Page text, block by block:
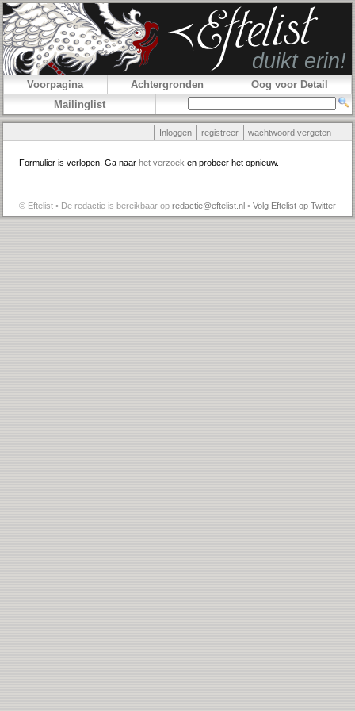
Voorpagina Achtergronden
Oog voor Detail
Mailinglist
Inloggen registreer wachtwoord vergeten
Formulier is verlopen. Ga naar het verzoek en probeer het opnieuw.
© Eftelist • De redactie is bereikbaar op redactie@eftelist.nl • Volg Eftelist op Twitter